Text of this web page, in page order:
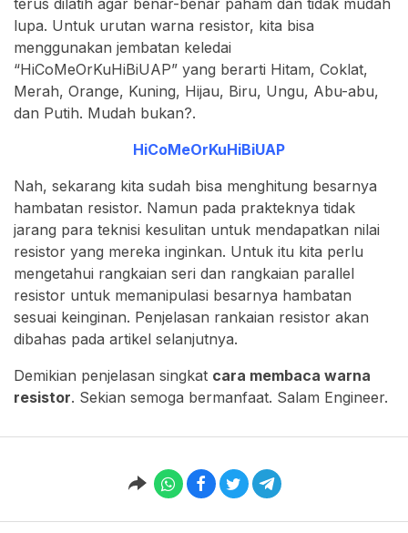
terus dilatih agar benar-benar paham dan tidak mudah
lupa. Untuk urutan warna resistor, kita bisa
menggunakan jembatan keledai
“HiCoMeOrKuHiBiUAP” yang berarti Hitam, Coklat,
Merah, Orange, Kuning, Hijau, Biru, Ungu, Abu-abu,
dan Putih. Mudah bukan?.
HiCoMeOrKuHiBiUAP
Nah, sekarang kita sudah bisa menghitung besarnya
hambatan resistor. Namun pada prakteknya tidak
jarang para teknisi kesulitan untuk mendapatkan nilai
resistor yang mereka inginkan. Untuk itu kita perlu
mengetahui rangkaian seri dan rangkaian parallel
resistor untuk memanipulasi besarnya hambatan
sesuai keinginan. Penjelasan rankaian resistor akan
dibahas pada artikel selanjutnya.
Demikian penjelasan singkat cara membaca warna
resistor. Sekian semoga bermanfaat. Salam Engineer.